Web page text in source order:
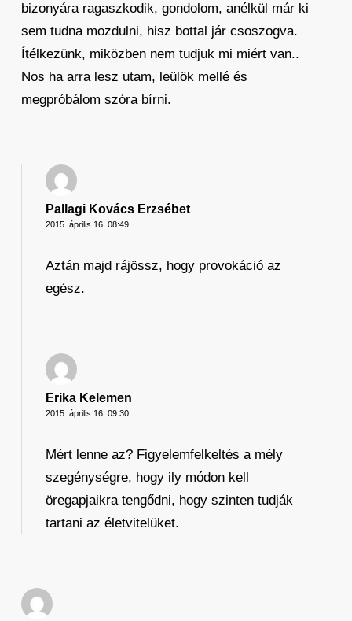
bizonyára ragaszkodik, gondolom, anélkül már ki
sem tudna mozdulni, hisz bottal jár csoszogva.
Ítélkezünk, miközben nem tudjuk mi miért van..
Nos ha arra lesz utam, leülök mellé és
megpróbálom szóra bírni.
Pallagi Kovács Erzsébet
2015. április 16. 08:49
Aztán majd rájössz, hogy provokáció az
egész.
Erika Kelemen
2015. április 16. 09:30
Mért lenne az? Figyelemfelkeltés a mély
szegénységre, hogy ily módon kell
öregapjaikra tengődni, hogy szinten tudják
tartani az életvitelüket.